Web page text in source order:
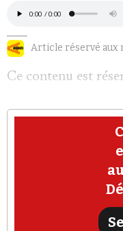
Article réservé aux
Ce contenu est